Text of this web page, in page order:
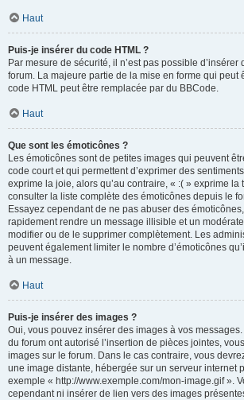
Haut
Puis-je insérer du code HTML ?
Par mesure de sécurité, il n’est pas possible d’insérer
forum. La majeure partie de la mise en forme qui peut
code HTML peut être remplacée par du BBCode.
Haut
Que sont les émoticônes ?
Les émoticônes sont de petites images qui peuvent
code court et qui permettent d’exprimer des
exprime la joie, alors qu’au contraire, « :( » exprime la
consulter la liste complète des émoticônes depuis le
Essayez cependant de ne pas abuser des
rapidement rendre un message illisible et un
modifier ou de le supprimer complètement. Les
peuvent également limiter le nombre d’émoticônes
à un message.
Haut
Puis-je insérer des images ?
Oui, vous pouvez insérer des images à vos
du forum ont autorisé l’insertion de pièces jointes,
images sur le forum. Dans le cas contraire, vous
une image distante, hébergée sur un serveur internet
exemple « http://www.exemple.com/mon-image.gif ».
cependant ni insérer de lien vers des images